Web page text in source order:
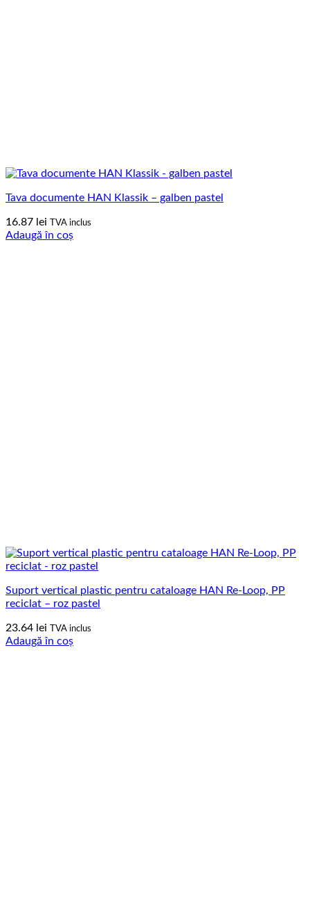
Tava documente HAN Klassik – galben pastel
16.87 lei TVA inclus
Adaugă în coș
Suport vertical plastic pentru cataloage HAN Re-Loop, PP
reciclat – roz pastel
23.64 lei TVA inclus
Adaugă în coș